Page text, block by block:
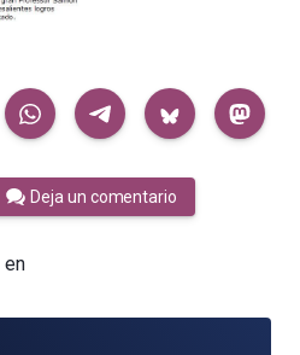
Deja un comentario
en